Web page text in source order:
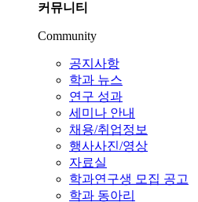
커뮤니티
Community
공지사항
학과 뉴스
연구 성과
세미나 안내
채용/취업정보
행사사진/영상
자료실
학과연구생 모집 공고
학과 동아리